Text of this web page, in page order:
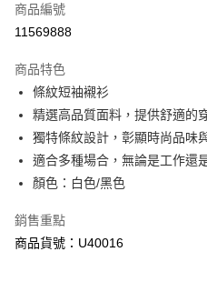
２．訂單成立數日內，您將收到繳費通
３．收到繳費通知簡訊後14天內，點
購買商品的店家。未經商家同意取消
後付繳納相關費用。
※ 交易是否成功請以「AFTEE先享後
是否繳費成功／繳費後需取消欲退款
客戶支援中心」https://
１．透過由恩沛科技股份有限公司提
權轉讓予恩沛科技股份有限公司。
２．關於個人資料處理事宜，請瀏覽以
免運費
免運費
付款後萊爾富取貨
免運費
7-11取貨付款
免運費
付款後7-11取貨
免運費
商品編號
11569888
商品特色
條紋短袖襯衫
精選高品質面料，提供舒適的
獨特條紋設計，彰顯時尚品味
適合多種場合，無論是工作還
顏色：白色/黑色
銷售重點
商品貨號：U40016